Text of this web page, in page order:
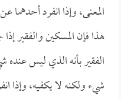
المعنى، وإذا انفرد
هذا فإن المسكين والفقير
الفقير بأنه الذي ليس
شيء ولكنه لا يكفيه، وإذا